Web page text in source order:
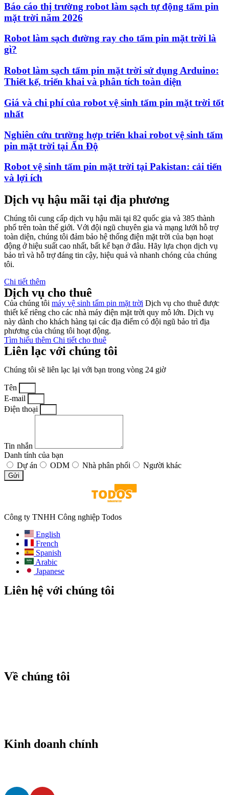
Báo cáo thị trường robot làm sạch tự động tấm pin
mặt trời năm 2026
Robot làm sạch đường ray cho tấm pin mặt trời là
gì?
Robot làm sạch tấm pin mặt trời sử dụng Arduino:
Thiết kế, triển khai và phân tích toàn diện
Giá và chi phí của robot vệ sinh tấm pin mặt trời tốt
nhất
Nghiên cứu trường hợp triển khai robot vệ sinh tấm
pin mặt trời tại Ấn Độ
Robot vệ sinh tấm pin mặt trời tại Pakistan: cải tiến
và lợi ích
Dịch vụ hậu mãi tại địa phương
Chúng tôi cung cấp dịch vụ hậu mãi tại 82 quốc gia và 385 thành
phố trên toàn thế giới. Với đội ngũ chuyên gia và mạng lưới hỗ trợ
toàn diện, chúng tôi đảm bảo hệ thống điện mặt trời của bạn hoạt
động ở hiệu suất cao nhất, bất kể bạn ở đâu. Hãy lựa chọn dịch vụ
bảo trì và hỗ trợ đáng tin cậy, hiệu quả và nhanh chóng của chúng
tôi.
Chi tiết thêm
Dịch vụ cho thuê
Của chúng tôi máy vệ sinh tấm pin mặt trời Dịch vụ cho thuê được
thiết kế riêng cho các nhà máy điện mặt trời quy mô lớn. Dịch vụ
này dành cho khách hàng tại các địa điểm có đội ngũ bảo trì địa
phương của chúng tôi hoạt động.
Tìm hiểu thêm Chi tiết cho thuê
Liên lạc với chúng tôi
Chúng tôi sẽ liên lạc lại với bạn trong vòng 24 giờ
Tên
E-mail
Điện thoại
Tin nhắn
Danh tính của bạn
Dự án
ODM Nhà phân phối Người khác
Gửi
Công ty TNHH Công nghiệp Todos
English
French
Spanish
Arabic
Japanese
Liên hệ với chúng tôi
Về chúng tôi
Kinh doanh chính